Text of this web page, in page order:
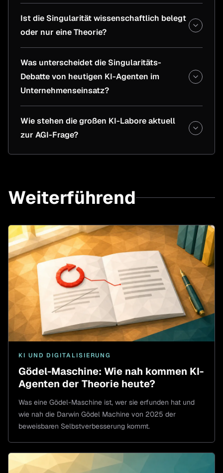
Ist die Singularität wissenschaftlich belegt
oder nur eine Theorie?
Was unterscheidet die Singularitäts-
Debatte von heutigen KI-Agenten im
Unternehmenseinsatz?
Wie stehen die großen KI-Labore aktuell
zur AGI-Frage?
Weiterführend
KI UND DIGITALISIERUNG
Gödel-Maschine: Wie nah kommen KI-
Agenten der Theorie heute?
Was eine Gödel-Maschine ist, wer sie erfunden hat und
wie nah die Darwin Gödel Machine von 2025 der
beweisbaren Selbstverbesserung kommt.